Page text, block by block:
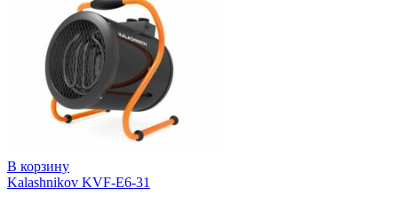
В корзину
Kalashnikov KVF-E6-31